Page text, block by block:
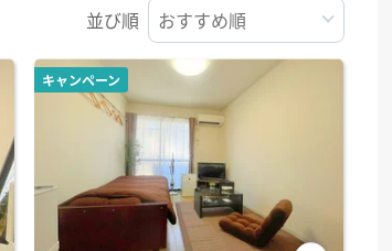
並び順
キャンペーン